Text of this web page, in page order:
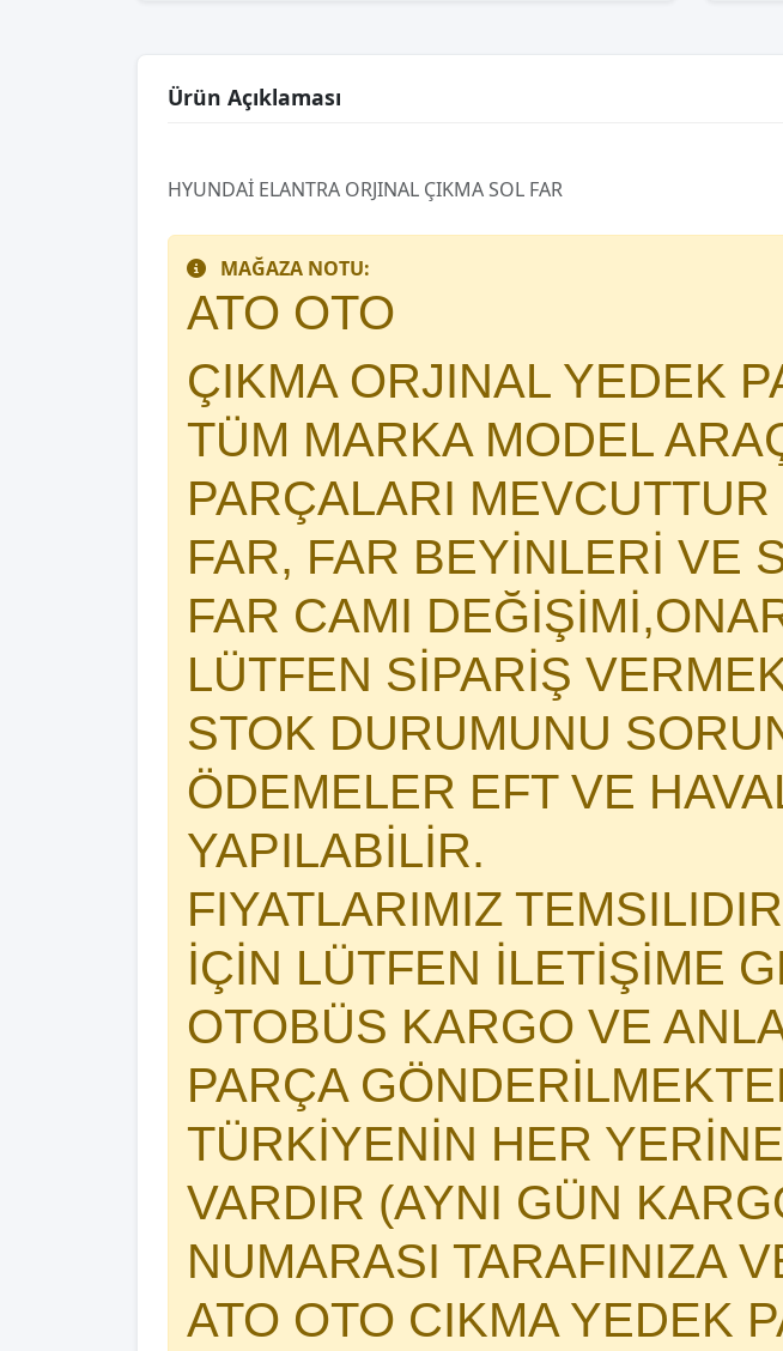
Ürün Açıklaması
HYUNDAİ ELANTRA ORJINAL ÇIKMA SOL FAR
MAĞAZA NOTU:
ATO OTO
ÇIKMA ORJINAL YEDEK
TÜM MARKA MODEL
PARÇALARI MEVCUTTUR
FAR, FAR BEYİNLERİ VE
FAR CAMI
LÜTFEN SİPARİŞ
STOK DURUMUNU
ÖDEMELER EFT VE
YAPILABİLİR.
FIYATLARIMIZ
İÇİN LÜTFEN İLETİŞİME
OTOBÜS KARGO VE
PARÇA
TÜRKİYENİN HER
VARDIR (AYNI GÜN
NUMARASI TARAFINIZA
ATO OTO CIKMA YEDEK